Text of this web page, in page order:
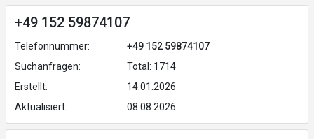
+49 152 59874107
Telefonnummer:
+49 152 59874107
Suchanfragen:
Total: 1714
Erstellt:
14.01.2026
Aktualisiert:
08.08.2026